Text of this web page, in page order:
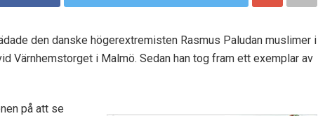
den danske högerextremisten Rasmus Paludan muslimer i
Värnhemstorget i Malmö. Sedan han tog fram ett exemplar av
på att se